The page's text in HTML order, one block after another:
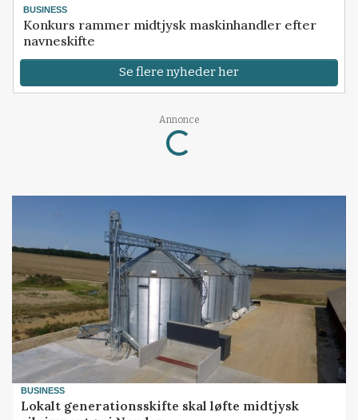
BUSINESS
Konkurs rammer midtjysk maskinhandler efter
navneskifte
Se flere nyheder her
Annonce
Loading...
BUSINESS
Lokalt generationsskifte skal løfte midtjysk